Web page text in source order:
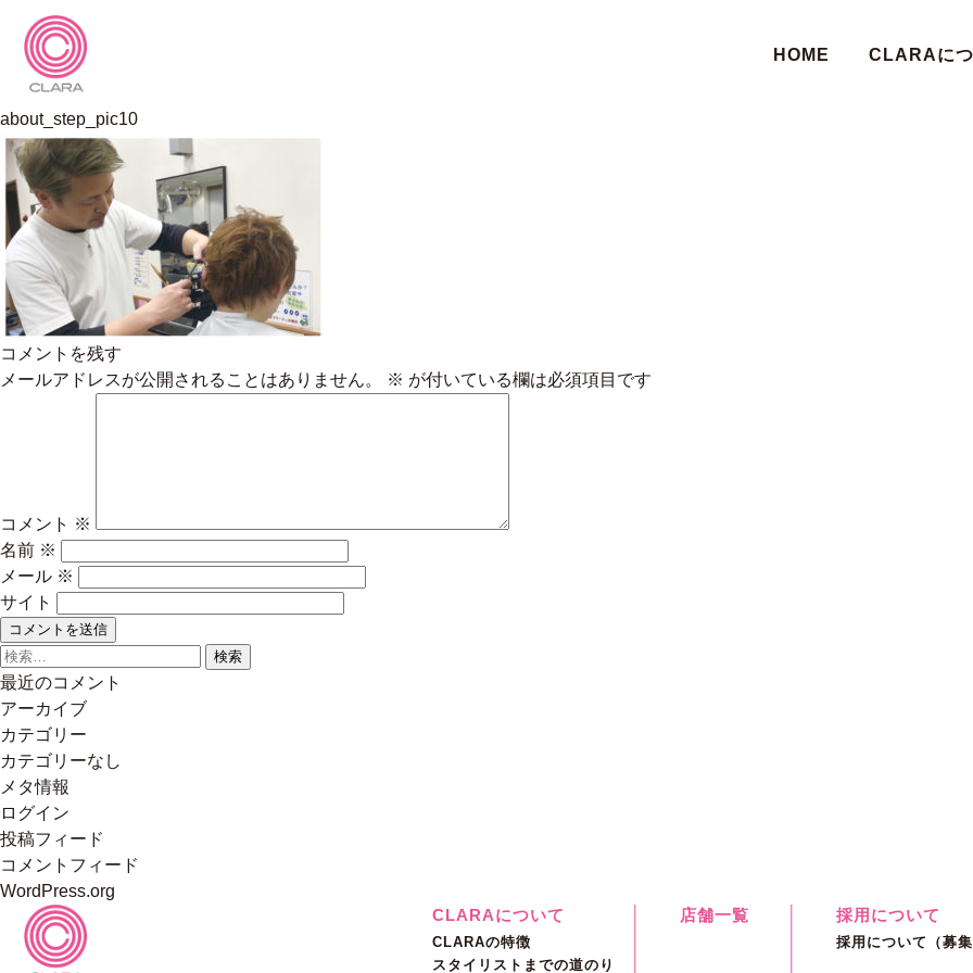
content
HOME CLARAに
about_step_pic10
コメントを残す
メールアドレスが公開されることはありません。
※ が付いている欄は必須項目です
コメント ※
名前 ※
メール ※
サイト
検
索:
最近のコメント
アーカイブ
カテゴリー
カテゴリーなし
メタ情報
ログイン
投稿フィード
コメントフィード
WordPress.org
CLARAについて
CLARAの特徴
スタイリストまでの道のり
店舗一覧 採用について
採用について（募